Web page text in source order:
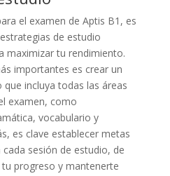
el examen de Aptis B1, es
de estudio
maximizar tu rendimiento.
importantes es crear un
incluya todas las áreas
examen, como
vocabulario y
es clave establecer metas
sesión de estudio, de
progreso y mantenerte